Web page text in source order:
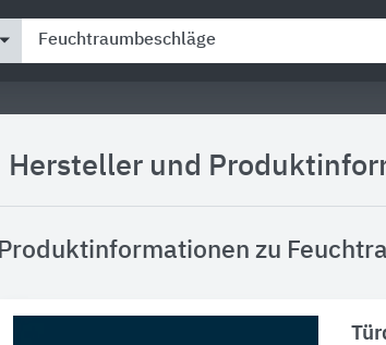
Hersteller und
Produktinformationen zu